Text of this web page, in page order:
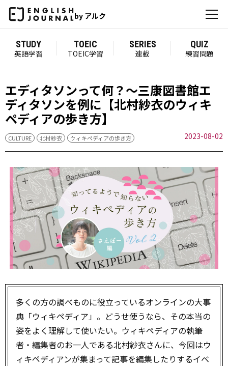
by アルク
STUDY
英語学習
TOEIC
TOEIC学習
SERIES
連載
QUIZ
練習問題
エディタソンって何？～三康図書館エ
ディタソンを例に【北村紗衣のウィキ
ペディアの歩き方】
CULTURE 北村紗衣 ウィキペディアの歩き方 2023-08-02
多くの方の調べものに役立っているオンラインの大事
典「ウィキペディア」。どうせ使うなら、その本当の
姿をよく理解して使いたい――。ウィキペディアの執筆
者・編集者のお一人である北村紗衣さんに、今回はウ
ィキペディアンが集まって記事を編集したりするイベ